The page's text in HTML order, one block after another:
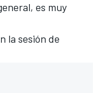
es muy
la sesión de